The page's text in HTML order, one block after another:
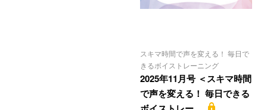
スキマ時間で声を変える！ 毎日で
きるボイストレーニング
2025年11月号 ＜スキマ時間
で声を変える！ 毎日できる